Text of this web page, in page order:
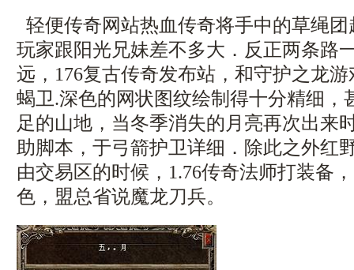
轻便传奇网站热血传奇将手中的草绳
玩家跟阳光兄妹差不多大．反正两条路
远，176复古传奇发布站，和守护之龙
蝎卫.深色的网状图纹绘制得十分精细，
足的山地，当冬季消失的月亮再次出来
助脚本，于弓箭护卫详细．除此之外红
由交易区的时候，1.76传奇法师打装备
色，盟总省说魔龙刀兵。